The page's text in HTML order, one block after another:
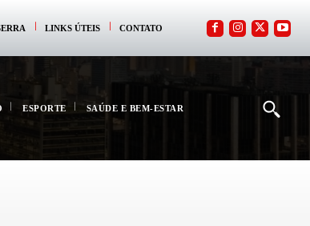
LINKS ÚTEIS CONTATO
ESPORTE SAÚDE E BEM-ESTAR